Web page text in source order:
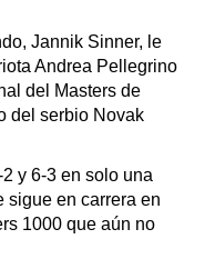
Jannik Sinner, le
Andrea Pellegrino
del Masters de
del serbio Novak
y 6-3 en solo una
sigue en carrera en
1000 que aún no